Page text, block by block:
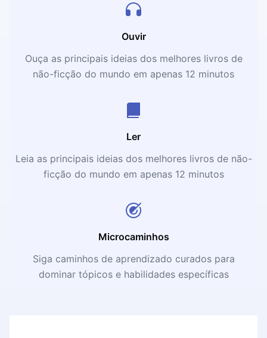
Ouvir
Ouça as principais ideias dos melhores livros de
não-ficção do mundo em apenas 12 minutos
Ler
Leia as principais ideias dos melhores livros de não-
ficção do mundo em apenas 12 minutos
Microcaminhos
Siga caminhos de aprendizado curados para
dominar tópicos e habilidades específicas